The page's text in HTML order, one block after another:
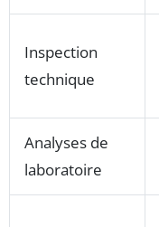
Inspection
technique
Analyses de
laboratoire